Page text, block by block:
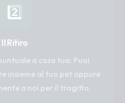
2️⃣
Il Ritiro
a casa tua. Puoi
insieme al tuo pet oppure
a noi per il tragitto.